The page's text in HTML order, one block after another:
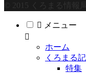
© 2015 くろまる情報局.
メニュー
ホーム
くろまる
特集